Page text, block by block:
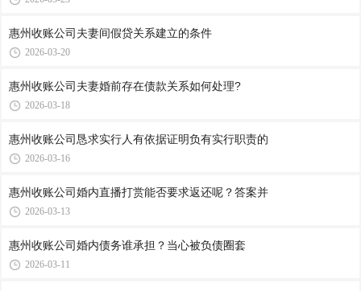
惠州收账公司​夫妻间假贷关系建立的条件
2026-03-20
惠州收账公司​夫妻婚前存在债款关系如何处理?
2026-03-18
惠州收账公司​恳求实行人有依据证明负有实行职责的
2026-03-16
惠州收账公司​婚内直播打赏能否要求返还呢？答案并
2026-03-13
惠州收账公司​婚内债务谁承担？当心被负债圈套
2026-03-11